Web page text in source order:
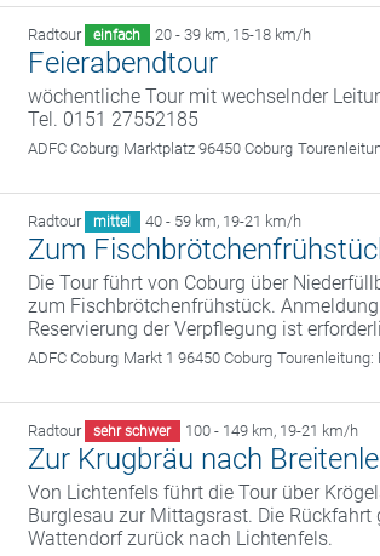
Radtour einfach 20 - 39 km, 15-18 km/h
Feierabendtour
wöchentliche Tour mit wechselnder
Tel. 0151 27552185
ADFC Coburg Marktplatz 96450 Coburg
Radtour mittel 40 - 59 km, 19-21 km/h
Zum
Die Tour führt von Coburg über
zum Fischbrötchenfrühstück.
Reservierung der Verpflegung ist
ADFC Coburg Markt 1 96450 Coburg Tourenleitung:
Radtour sehr schwer 100 - 149 km, 19-21 km/h
Zur Krugbräu nach
Von Lichtenfels führt die Tour über
Burglesau zur Mittagsrast. Die Rückfahrt
Wattendorf zurück nach Lichtenfels.